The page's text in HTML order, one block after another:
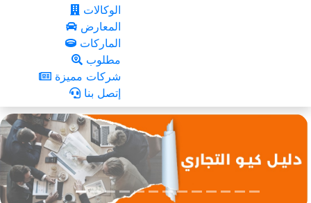
الوكالات
المعارض
الماركات
مطلوب
شركات مميزة
إتصل بنا